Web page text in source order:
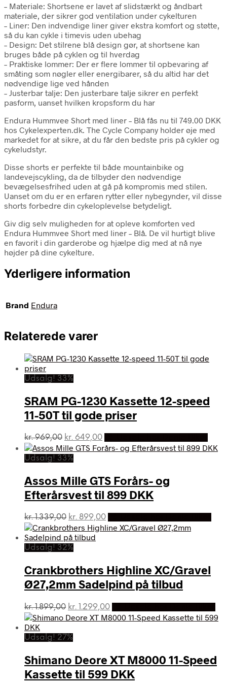
– Materiale: Shortsene er lavet af slidstærkt og åndbart
materiale, der sikrer god ventilation under cykelturen
– Liner: Den indvendige liner giver ekstra komfort og støtte,
så du kan cykle i timevis uden ubehag
– Design: Det stilrene blå design gør, at shortsene kan
bruges både på cyklen og til hverdag
– Praktiske lommer: Der er flere lommer til opbevaring af
småting som nøgler eller energibarer, så du altid har det
nødvendige lige ved hånden
– Justerbar talje: Den justerbare talje sikrer en perfekt
pasform, uanset hvilken kropsform du har
Endura Hummvee Short med liner – Blå fås nu til 749.00 DKK
hos Cykelexperten.dk. The Cycle Company holder øje med
markedet for at sikre, at du får den bedste pris på cykler og
cykeludstyr.
Disse shorts er perfekte til både mountainbike og
landevejscykling, da de tilbyder den nødvendige
bevægelsesfrihed uden at gå på kompromis med stilen.
Uanset om du er en erfaren rytter eller nybegynder, vil disse
shorts forbedre din cykeloplevelse betydeligt.
Giv dig selv muligheden for at opleve komforten ved
Endura Hummvee Short med liner – Blå. De vil hurtigt blive
en favorit i din garderobe og hjælpe dig med at nå nye
højder på dine cykelture.
Yderligere information
Brand Endura
Relaterede varer
Udsalg! 33%
SRAM PG-1230 Kassette 12-speed
11-50T til gode priser
kr.969,00 Den
oprindelige
pris
kr. 969,00.
kr. 649,00Den
aktuelle
kr. 649,00.
Udsalg! 33%
Assos Mille GTS Forårs- og
Efterårsvest til 899 DKK
kr.1.339,00 Den
oprindelige
pris
var:
kr. 899,00Den
aktuelle
Udsalg! 32%
Crankbrothers Highline XC/Gravel
Ø27,2mm Sadelpind på tilbud
kr.1.899,00 Den
oprindelige
var:
kr. 1.299,00Den
aktuelle
Udsalg! 27%
Shimano Deore XT M8000 11-Speed
Kassette til 599 DKK